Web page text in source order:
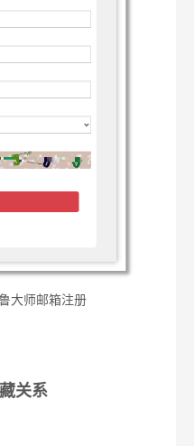
大师邮箱注册
关系